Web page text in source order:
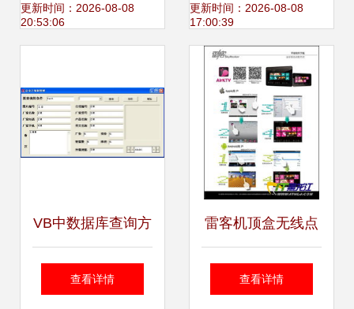
融资，聚焦软件安
更新时间：2026-08-08
20:53:06
高效软件咨询
更新时间：2026-08-08
17:00:39
VB中数据库查询方
法与软件咨询全面
查看详情
雷客机顶盒无线点
歌功能详解与软件
查看详情